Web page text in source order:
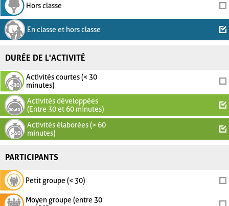
Hors classe
En classe et hors classe
DURÉE DE L'ACTIVITÉ
Activités courtes (< 30
minutes)
Activités développées
(Entre 30 et 60 minutes)
Activités élaborées (> 60
minutes)
PARTICIPANTS
Petit groupe (< 30)
Moyen groupe (entre 30